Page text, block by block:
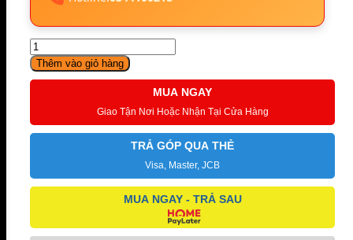
Đàn
Piano
Điện
số
lượng
Thêm vào giỏ hàng
MUA NGAY
Giao Tận Nơi Hoặc Nhận Tại Cửa Hàng
TRẢ GÓP QUA THẺ
Visa, Master, JCB
MUA NGAY - TRẢ SAU